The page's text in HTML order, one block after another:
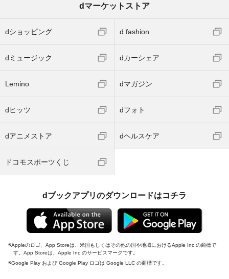
dマーケットストア
dショッピング d fashion
dミュージック dカーシェア
Lemino dマガジン
dヒッツ dフォト
dアニメストア dヘルスケア
ドコモスポーツくじ
dブックアプリのダウンロードはコチラ
Appleのロゴ、App Storeは、米国もしくはその他の国や地域におけるApple Inc.の商標で
す。App Storeは、Apple Inc.のサービスマークです。
Google Play および Google Play ロゴは Google LLC の商標です。